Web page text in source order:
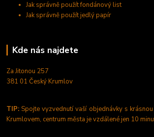
Jak správně použít fondánový list
Jak správně použít jedlý papír
Kde nás najdete
Za Jitonou 257
381 01 Český Krumlov
TIP: Spojte vyzvednutí vaší objednávky s
Krumlovem, centrum města je vzdálené jen 10